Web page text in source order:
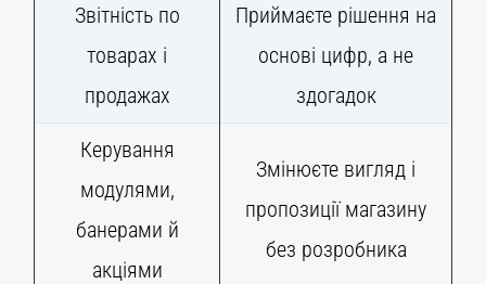
Звітність по
товарах і
продажах
Приймаєте рішення на
основі цифр, а не
здогадок
Керування
модулями,
банерами й
акціями
Змінюєте вигляд і
пропозиції магазину
без розробника